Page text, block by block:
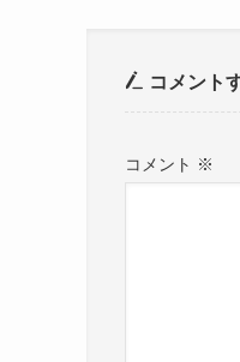
コメント
コメント ※